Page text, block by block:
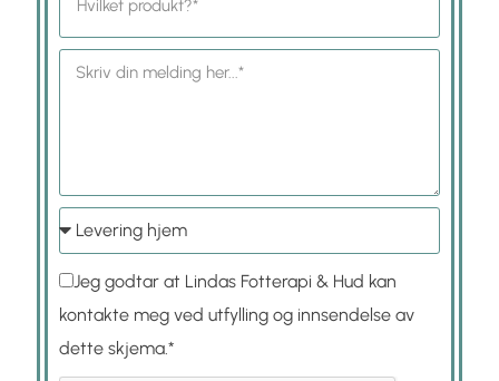
Jeg godtar at Lindas Fotterapi & Hud kan
kontakte meg ved utfylling og innsendelse av
dette skjema.*